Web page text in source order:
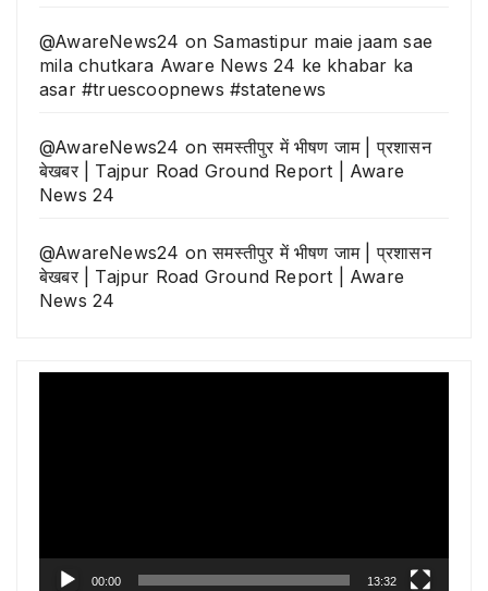
@AwareNews24 on Samastipur maie jaam sae
mila chutkara Aware News 24 ke khabar ka
asar #truescoopnews #statenews
@AwareNews24 onसमस्तीपुर में भीषण जाम | प्रशासन
बेखबर | Tajpur Road Ground Report | Aware
News 24
@AwareNews24 onसमस्तीपुर में भीषण जाम | प्रशासन
बेखबर | Tajpur Road Ground Report | Aware
News 24
00:00 13:32